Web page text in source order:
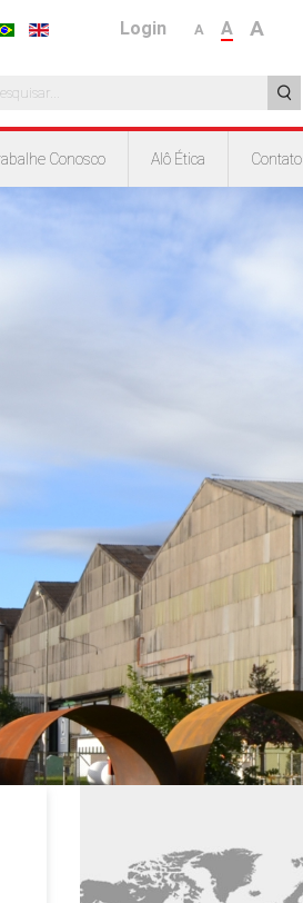
Login A A A
Conosco Alô Ética Contato